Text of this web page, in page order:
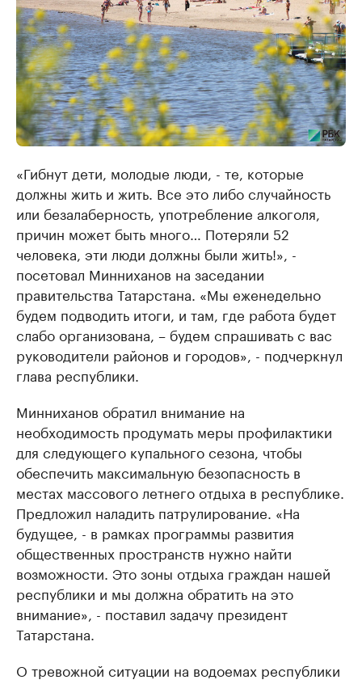
«Гибнут дети, молодые люди, - те, которые
должны жить и жить. Все это либо случайность
или безалаберность, употребление алкоголя,
причин может быть много… Потеряли 52
человека, эти люди должны были жить!», -
посетовал Минниханов на заседании
правительства Татарстана. «Мы еженедельно
будем подводить итоги, и там, где работа будет
слабо организована, – будем спрашивать с вас
руководители районов и городов», - подчеркнул
глава республики.
Минниханов обратил внимание на
необходимость продумать меры профилактики
для следующего купального сезона, чтобы
обеспечить максимальную безопасность в
местах массового летнего отдыха в республике.
Предложил наладить патрулирование. «На
будущее, - в рамках программы развития
общественных пространств нужно найти
возможности. Это зоны отдыха граждан нашей
республики и мы должна обратить на это
внимание», - поставил задачу президент
Татарстана.
О тревожной ситуации на водоемах республики